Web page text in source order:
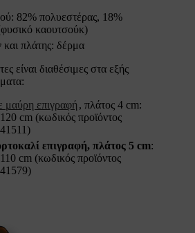
82% πολυεστέρας, 18%
καουτσούκ)
πλάτης: δέρμα
είναι διαθέσιμες στα εξής
μαύρη επιγραφή , πλάτος 4 cm:
cm (κωδικός προϊόντος
επιγραφή, πλάτος 5 cm:
cm (κωδικός προϊόντος